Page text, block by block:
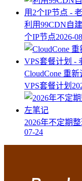
利用99CDN自
个IP节点2026-
CloudCone 重
VPS套餐计划
2026年不定期
07-24